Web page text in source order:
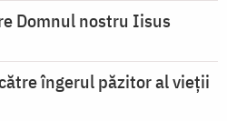
Domnul nostru Iisus
îngerul păzitor al vieții